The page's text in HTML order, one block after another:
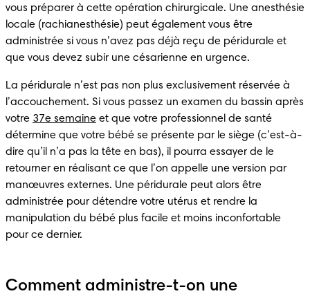
vous préparer à cette opération chirurgicale. Une anesthésie
locale (rachianesthésie) peut également vous être
administrée si vous n’avez pas déjà reçu de péridurale et
La péridurale n’est pas non plus exclusivement réservée à
l’accouchement. Si vous passez un examen du bassin après
votre 37e semaine et que votre professionnel de santé
détermine que votre bébé se présente par le siège (c’est-à-
dire qu’il n’a pas la tête en bas), il pourra essayer de le
retourner en réalisant ce que l’on appelle une version par
manœuvres externes. Une péridurale peut alors être
administrée pour détendre votre utérus et rendre la
manipulation du bébé plus facile et moins inconfortable
Comment administre-t-on une